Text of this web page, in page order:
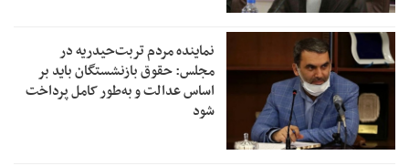
نماینده مردم تربت‌حیدریه در
مجلس: حقوق بازنشستگان باید بر
اساس عدالت و به‌طور کامل پرداخت
شود